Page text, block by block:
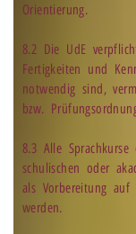
Orientierung.
8.2 Die UdE
Fertigkeiten und
notwendig sind,
bzw.
8.3 Alle
schulischen oder
als Vorbereitung auf
werden.